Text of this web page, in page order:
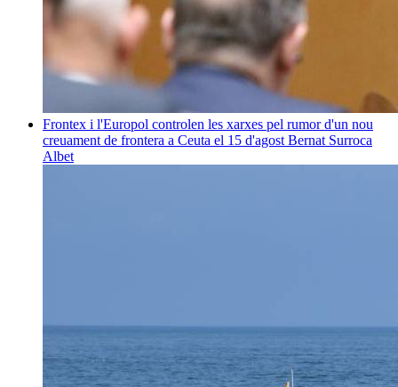
Frontex i l'Europol controlen les xarxes pel rumor d'un nou
creuament de frontera a Ceuta el 15 d'agost Bernat Surroca
Albet